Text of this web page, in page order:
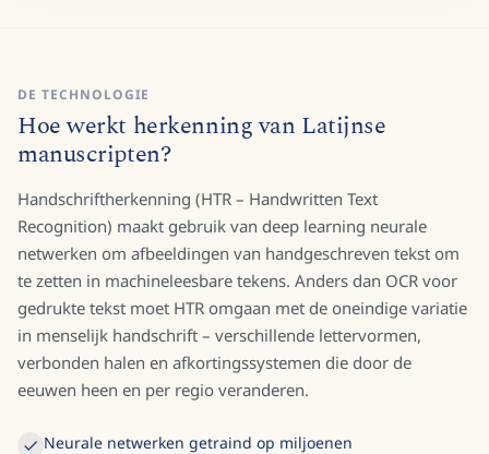
DE TECHNOLOGIE
Hoe werkt herkenning van Latijnse
manuscripten?
Handschriftherkenning (HTR – Handwritten Text
Recognition) maakt gebruik van deep learning neurale
netwerken om afbeeldingen van handgeschreven tekst om
te zetten in machineleesbare tekens. Anders dan OCR voor
gedrukte tekst moet HTR omgaan met de oneindige variatie
in menselijk handschrift – verschillende lettervormen,
verbonden halen en afkortingssystemen die door de
eeuwen heen en per regio veranderen.
Neurale netwerken getraind op miljoenen